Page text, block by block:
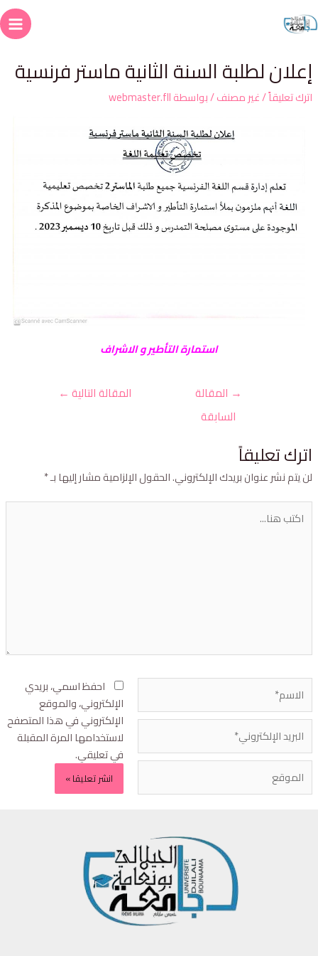
لطلبة السنة الثانية ماستر فرنسية
تعليقاً/غير مصنف/ بواسطةwebmaster.fll
استمارة التأطير و الاشراف
→المقالة
السابقة
المقالة التالية←
تعليقاً
يتم نشر عنوان بريدك الإلكتروني.الحقول الإلزامية مشار إليها بـ*
احفظ اسمي، بريدي
الإلكتروني، والموقع
الإلكتروني في هذا المتصفح
لاستخدامها المرة المقبلة
في تعليقي.